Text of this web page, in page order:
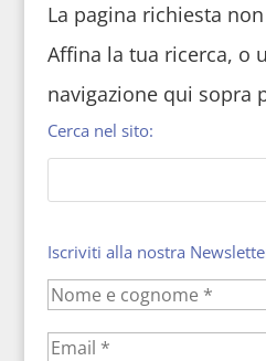
La pagina richiesta
Affina la tua ricerca, o
navigazione qui sopra
Cerca nel sito:
Iscriviti alla nostra